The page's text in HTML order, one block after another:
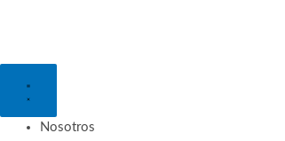
Nosotros